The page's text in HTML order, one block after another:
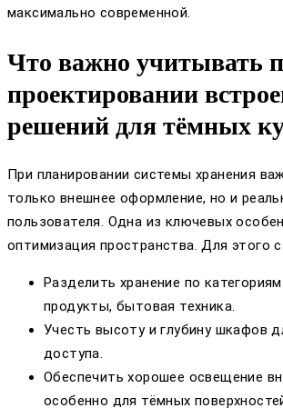
максимально современной.
Что важно учитывать
проектировании
решений для тёмных
При планировании системы хранения
только внешнее оформление, но и
пользователя. Одна из ключевых
оптимизация пространства. Для этого
Разделить хранение по
продукты, бытовая техника.
Учесть высоту и глубину шкафов
доступа.
Обеспечить хорошее освещение
особенно для тёмных